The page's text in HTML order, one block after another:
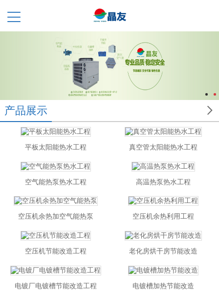

产品展示
平板太阳能热水工程 真空管太阳能热水工程
空气能热泵热水工程 高温热泵热水工程
空压机余热加空气能热泵 空压机余热利用工程
空压机节能改造工程 老化房烘干房节能改造
电镀厂电镀槽节能改造工程 电镀槽加热节能改造